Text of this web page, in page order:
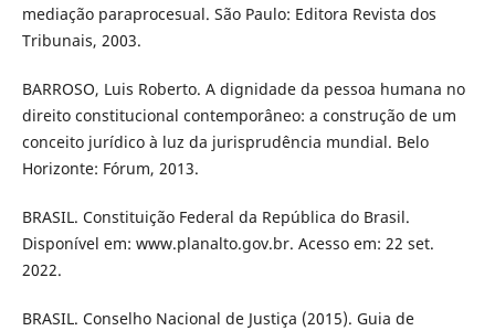
mediação paraprocesual. São Paulo: Editora Revista dos
Tribunais, 2003.
BARROSO, Luis Roberto. A dignidade da pessoa humana no
direito constitucional contemporâneo: a construção de um
conceito jurídico à luz da jurisprudência mundial. Belo
Horizonte: Fórum, 2013.
BRASIL. Constituição Federal da República do Brasil.
Disponível em: www.planalto.gov.br. Acesso em: 22 set.
2022.
BRASIL. Conselho Nacional de Justiça (2015). Guia de